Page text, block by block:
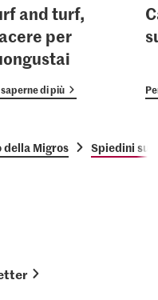
and turf,
per
di più
Migros Spiedini